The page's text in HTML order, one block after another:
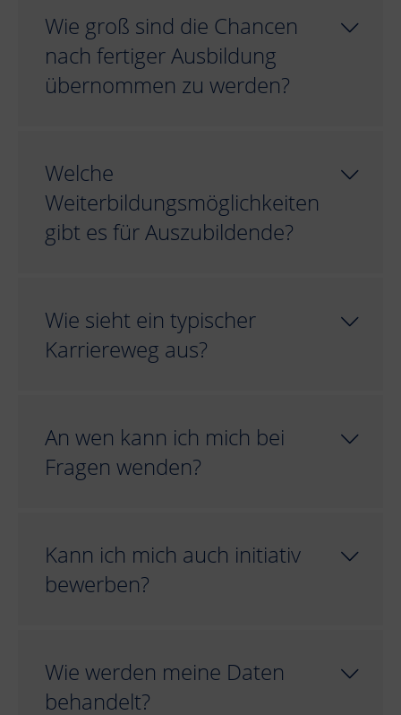
Wie groß sind die Chancen
nach fertiger Ausbildung
übernommen zu werden?
Welche
Weiterbildungsmöglichkeiten
gibt es für Auszubildende?
Wie sieht ein typischer
Karriereweg aus?
An wen kann ich mich bei
Fragen wenden?
Kann ich mich auch initiativ
bewerben?
Wie werden meine Daten
behandelt?